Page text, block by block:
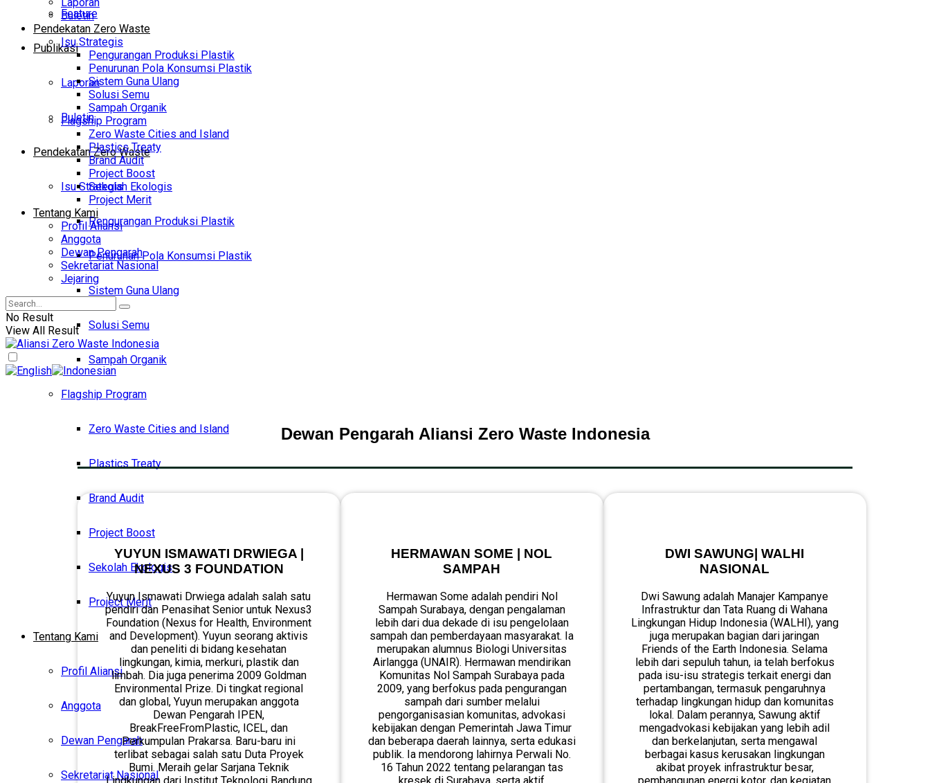
Feature
Publikasi
Laporan
Buletin
Pendekatan Zero Waste
Isu Strategis
Pengurangan Produksi Plastik
Penurunan Pola Konsumsi Plastik
Sistem Guna Ulang
Solusi Semu
Sampah Organik
Flagship Program
Zero Waste Cities and Island
Plastics Treaty
Brand Audit
Project Boost
Sekolah Ekologis
Project Merit
Tentang Kami
Profil Aliansi
Anggota
Dewan Pengarah
Sekretariat Nasional
Buletin
Pendekatan Zero Waste
Isu Strategis
Pengurangan Produksi Plastik
Penurunan Pola Konsumsi Plastik
Sistem Guna Ulang
Solusi Semu
Sampah Organik
Flagship Program
Zero Waste Cities and Island
Plastics Treaty
Brand Audit
Project Boost
Sekolah Ekologis
Project Merit
Tentang Kami
Profil Aliansi
Anggota
Dewan Pengarah
Sekretariat Nasional
Jejaring
No Result
View All Result
Dewan Pengarah Aliansi Zero Waste Indonesia
YUYUN ISMAWATI DRWIEGA |
NEXUS 3 FOUNDATION
Yuyun Ismawati Drwiega adalah salah satu
pendiri dan Penasihat Senior untuk Nexus3
Foundation (Nexus for Health, Environment
and Development). Yuyun seorang aktivis
dan peneliti di bidang kesehatan
lingkungan, kimia, merkuri, plastik dan
limbah. Dia juga penerima 2009 Goldman
Environmental Prize. Di tingkat regional
dan global, Yuyun merupakan anggota
Dewan Pengarah IPEN,
BreakFreeFromPlastic, ICEL, dan
Perkumpulan Prakarsa. Baru-baru ini
terlibat sebagai salah satu Duta Proyek
Bumi. Meraih gelar Sarjana Teknik
HERMAWAN SOME | NOL
SAMPAH
Hermawan Someadalah pendiri Nol
Sampah Surabaya, dengan pengalaman
lebih dari dua dekade di isu pengelolaan
sampah dan pemberdayaan masyarakat. Ia
merupakan alumnus Biologi Universitas
Airlangga (UNAIR). Hermawan mendirikan
Komunitas Nol Sampah Surabaya pada
2009, yang berfokus pada pengurangan
sampah dari sumber melalui
pengorganisasian komunitas, advokasi
kebijakan dengan Pemerintah Jawa Timur
dan beberapa daerah lainnya, serta edukasi
publik. Ia mendorong lahirnya Perwali No.
16 Tahun 2022 tentang pelarangan tas
DWI SAWUNG| WALHI
NASIONAL
Dwi Sawung adalah Manajer Kampanye
Infrastruktur dan Tata Ruang di Wahana
Lingkungan Hidup Indonesia (WALHI), yang
juga merupakan bagian dari jaringan
Friends of the Earth Indonesia. Selama
lebih dari sepuluh tahun, ia telah berfokus
pada isu-isu strategis terkait energi dan
pertambangan, termasuk pengaruhnya
terhadap lingkungan hidup dan komunitas
lokal. Dalam perannya, Sawung aktif
mengadvokasi kebijakan yang lebih adil
dan berkelanjutan, serta mengawal
berbagai kasus kerusakan lingkungan
akibat proyek infrastruktur besar,